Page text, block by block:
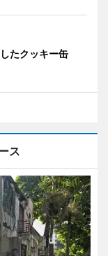
たクッキー缶
ス